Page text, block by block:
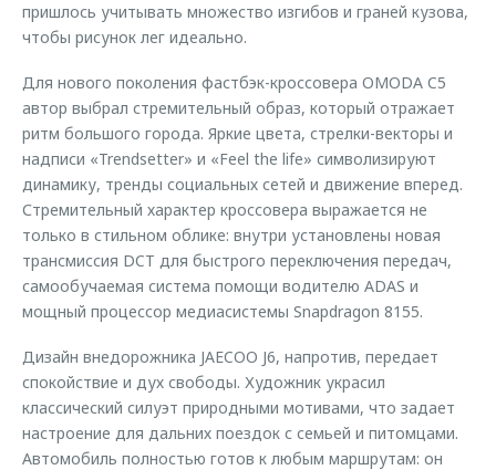
пришлось учитывать множество изгибов и граней кузова,
чтобы рисунок лег идеально.
Для нового поколения фастбэк-кроссовера OMODA C5
автор выбрал стремительный образ, который отражает
ритм большого города. Яркие цвета, стрелки-векторы и
надписи «Trendsetter» и «Feel the life» символизируют
динамику, тренды социальных сетей и движение вперед.
Стремительный характер кроссовера выражается не
только в стильном облике: внутри установлены новая
трансмиссия DCT для быстрого переключения передач,
самообучаемая система помощи водителю ADAS и
мощный процессор медиасистемы Snapdragon 8155.
Дизайн внедорожника JAECOO J6, напротив, передает
спокойствие и дух свободы. Художник украсил
классический силуэт природными мотивами, что задает
настроение для дальних поездок с семьей и питомцами.
Автомобиль полностью готов к любым маршрутам: он